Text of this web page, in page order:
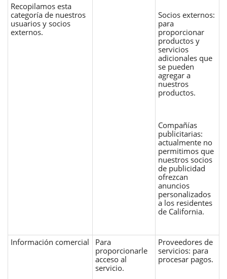
Recopilamos esta
categoría de nuestros
usuarios y socios
externos.
Socios externos:
para
proporcionar
productos y
servicios
adicionales que
se pueden
agregar a
nuestros
productos.
Compañías
publicitarias:
actualmente no
permitimos que
nuestros socios
de publicidad
ofrezcan
anuncios
personalizados
a los residentes
de California.
Información comercial
Para
proporcionarle
acceso al
servicio.
Proveedores de
servicios: para
procesar pagos.